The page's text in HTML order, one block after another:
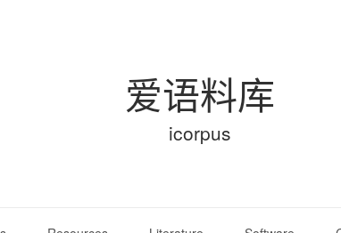
爱语料库
icorpus